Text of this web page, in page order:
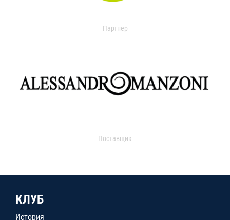
Партнер
Поставщик
КЛУБ
История